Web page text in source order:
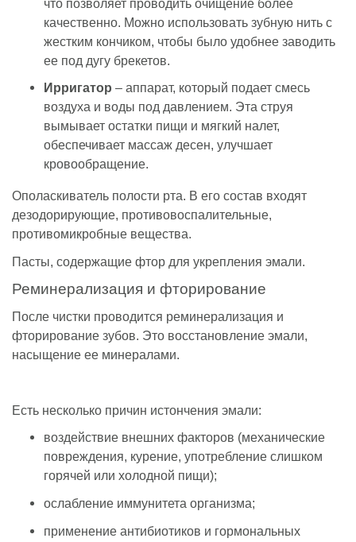
что позволяет проводить очищение более
качественно. Можно использовать зубную нить с
жестким кончиком, чтобы было удобнее заводить
ее под дугу брекетов.
Ирригатор – аппарат, который подает смесь
воздуха и воды под давлением. Эта струя
вымывает остатки пищи и мягкий налет,
обеспечивает массаж десен, улучшает
кровообращение.
Ополаскиватель полости рта. В его состав входят
дезодорирующие, противовоспалительные,
противомикробные вещества.
Пасты, содержащие фтор для укрепления эмали.
Реминерализация и фторирование
После чистки проводится реминерализация и
фторирование зубов. Это восстановление эмали,
насыщение ее минералами.
Есть несколько причин истончения эмали:
воздействие внешних факторов (механические
повреждения, курение, употребление слишком
горячей или холодной пищи);
ослабление иммунитета организма;
применение антибиотиков и гормональных